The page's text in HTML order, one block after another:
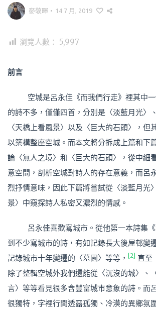
麥敬暉 • 14 7 月, 2019
瀏覽人數： 5,997
前言
空城是呂永佳《而我們行走》裡其中
的詩不多，僅僅四首，分別是〈淡藍月光〉
〈天橋上看風景〉以及〈巨大的石頭〉，但
以築構整座空城。而本文將分拆成上篇和下
論〈無人之境〉和〈巨大的石頭〉，從中細
意空間，剖析空城對詩人的存在意義，而呂
烈抒情意味，因此下篇將嘗試從〈淡藍月光
景〉中窺探詩人私密又濃烈的情感。
呂永佳喜歡寫城市。從他第一本詩集
到不少寫城市的詩，有如記錄長大後屋邨變
記錄城市十年變遷的〈墓園〉等等， [2]
直至
除了整輯空城外我們還能從〈沉沒的城〉、
言〉等等看見很多含豐富城市意象的詩。而
很獨特，字裡行間透露孤獨、冷漠的異鄉氛